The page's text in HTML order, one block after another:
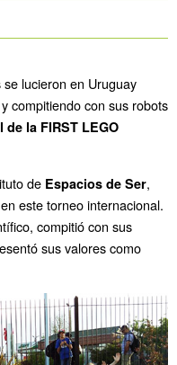
lucieron en Uruguay
compitiendo con sus robots
la FIRST LEGO
de Espacios de Ser,
este torneo internacional.
compitió con sus
sus valores como